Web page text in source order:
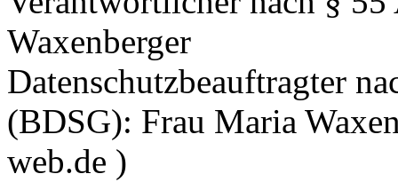
Waxenberger
Datenschutzbeauftragter
(BDSG): Frau Maria
web.de )